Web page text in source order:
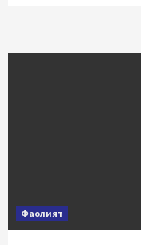
Фаолият